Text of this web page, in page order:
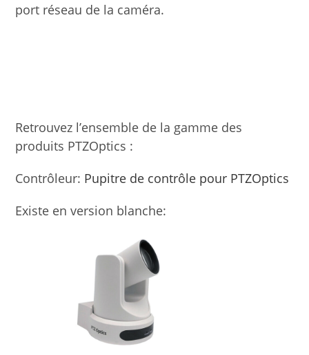
port réseau de la caméra.
Retrouvez l’ensemble de la gamme des
produits PTZOptics :
Contrôleur: Pupitre de contrôle pour PTZOptics
Existe en version blanche: